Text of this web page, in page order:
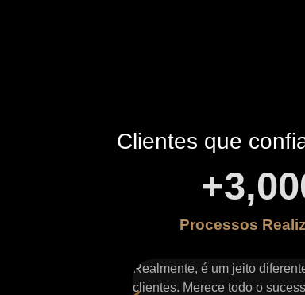
Clientes que
Processos
+
Realmente, é um jeito
clientes. Merece todo o